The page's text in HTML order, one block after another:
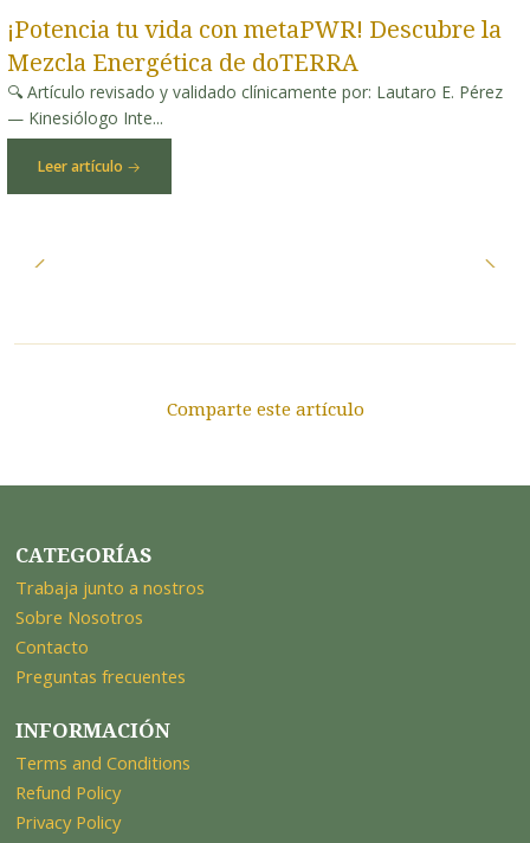
¡Potencia tu vida con metaPWR! Descubre la
Mezcla Energética de doTERRA
🔍 Artículo revisado y validado clínicamente por: Lautaro E. Pérez
— Kinesiólogo Inte...
Leer artículo
Comparte este artículo
CATEGORÍAS
Trabaja junto a nostros
Sobre Nosotros
Contacto
Preguntas frecuentes
INFORMACIÓN
Terms and Conditions
Refund Policy
Privacy Policy